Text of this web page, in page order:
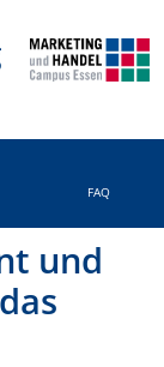
FAQ
und